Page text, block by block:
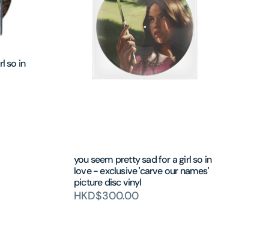
so in
you seem pretty sad for a girl so in
love - exclusive 'carve our names'
picture disc vinyl
HKD$300.00